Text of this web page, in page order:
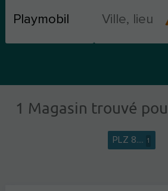
1 Magasin trouvé
PLZ 8.... 1